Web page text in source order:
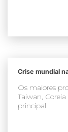
Crise mundial
Os maiores
Taiwan,
principal